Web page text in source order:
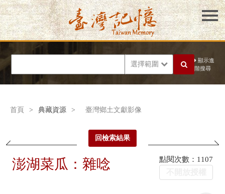
選擇範圍
顯示進
階搜尋
首頁 > 典藏資源 > 臺灣鄉土文獻影像
回檢索結果
澎湖菜瓜：雜唸 點閱次數：1107